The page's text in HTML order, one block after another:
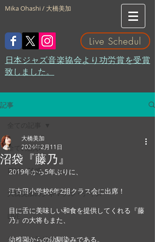
Mika Ohashi / 大橋美加
Live Schedul
​日本ジャズ音楽協会より功労賞を受賞
致しました。
記事
全ての記事
日記・雑感
大橋美加のシネマフル・デイズ
LIVE
テレビ・ラジオ
沼袋『藤乃』
大橋美加
2024年2月11日
2019年から5年ぶりに、
江古田小学校6年2組クラス会に出席！
目に舌に美味しい和食を提供してくれる『藤
乃』の大将もまた、
幼稚園からの幼馴染みである。